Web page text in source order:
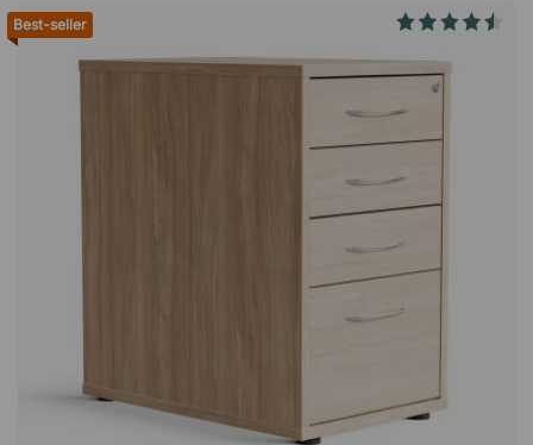
personnels sont toujours à l'abri des regards indiscrets.
Spécifications Equipé d'un système de verrouillage central
Livré entièrement assembléLe caisson de bureau Modea
dispose de trois tiroirs classiques et d'un tiroir spécifique,
légèrement plus profond, pour les dossiers. Un caisson de
rangement pratique qui se place aussi bien seul que sous le
Best-seller